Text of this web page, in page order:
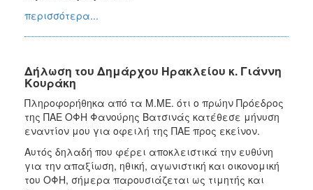
περισσότερα...
Δήλωση του Δημάρχου Ηρακλείου κ. Γιάννη
Κουράκη
Πληροφορήθηκα από τα Μ.ΜΕ. ότι ο πρώην Πρόεδρος
της ΠΑΕ ΟΦΗ Φανούρης Βατσινάς κατέθεσε μήνυση
εναντίον μου για οφειλή της ΠΑΕ προς εκείνον.
Αυτός δηλαδή που φέρει αποκλειστικά την ευθύνη
για την απαξίωση, ηθική, αγωνιστική και οικονομική
του ΟΦΗ, σήμερα παρουσιάζεται ως τιμητής και